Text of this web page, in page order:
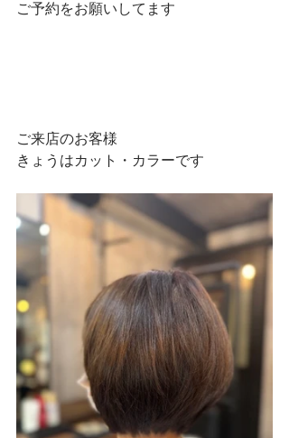
ご予約をお願いしてます
ご来店のお客様
きょうはカット・カラーです